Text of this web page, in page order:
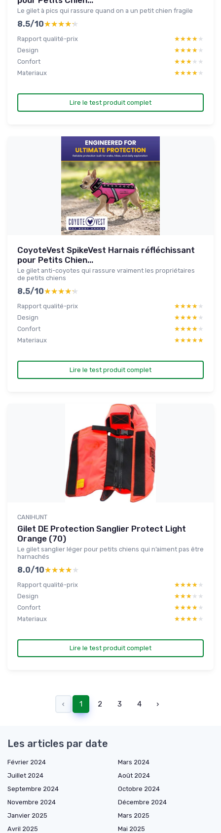
Le gilet à pics qui rassure quand on a un petit chien fragile
8.5/10★★★★★
★★★★★
Rapport qualité-prix ★★★★★
★★★★★
Design
★★★★★
★★★★★
Confort
★★★★★
★★★★★
Materiaux
★★★★★
★★★★★
Lire le test produit complet
CoyoteVest SpikeVest Harnais réfléchissant
pour Petits Chien...
Le gilet anti-coyotes qui rassure vraiment les propriétaires
de petits chiens
8.5/10★★★★★
★★★★★
Rapport qualité-prix ★★★★★
★★★★★
Design
★★★★★
★★★★★
Confort
★★★★★
★★★★★
Materiaux
★★★★★
★★★★★
Lire le test produit complet
CANIHUNT
Gilet DE Protection Sanglier Protect Light
Orange (70)
Le gilet sanglier léger pour petits chiens qui n’aiment pas être
harnachés
8.0/10★★★★★
★★★★★
Rapport qualité-prix ★★★★★
★★★★★
Design
★★★★★
★★★★★
Confort
★★★★★
★★★★★
Materiaux
★★★★★
★★★★★
Lire le test produit complet
‹ 1 2 3 4 ›
Les articles par date
Février 2024
Mars 2024
Juillet 2024
Août 2024
Septembre 2024
Octobre 2024
Novembre 2024
Décembre 2024
Janvier 2025
Mars 2025
Avril 2025
Mai 2025